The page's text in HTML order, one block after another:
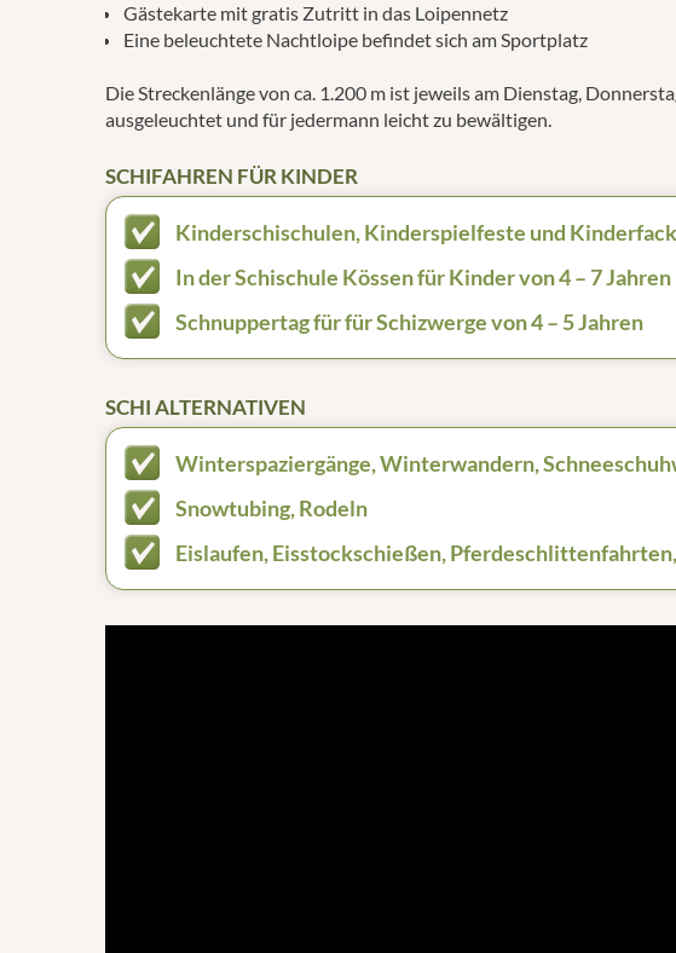
Gästekarte mit gratis Zutritt in das Loipennetz
Eine beleuchtete Nachtloipe befindet sich am Sportplatz
Die Streckenlänge von ca. 1.200 m ist jeweils am Dienstag,
ausgeleuchtet und für jedermann leicht zu bewältigen.
SCHIFAHREN FÜR KINDER
Kinderschischulen, Kinderspielfeste und
In der Schischule Kössen für Kinder von 4 – 7 Jahren
Schnuppertag für für Schizwerge von 4 – 5 Jahren
SCHI ALTERNATIVEN
Winterspaziergänge, Winterwandern,
Snowtubing, Rodeln
Eislaufen, Eisstockschießen,